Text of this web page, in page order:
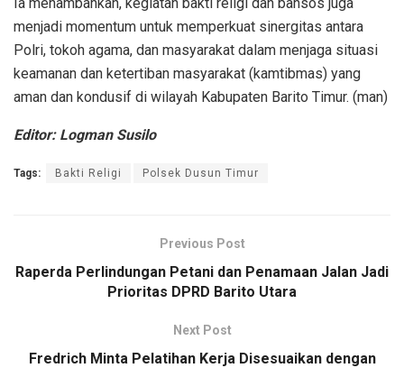
menjadi momentum untuk memperkuat sinergitas antara
Polri, tokoh agama, dan masyarakat dalam menjaga situasi
keamanan dan ketertiban masyarakat (kamtibmas) yang
aman dan kondusif di wilayah Kabupaten Barito Timur. (man)
Editor: Logman Susilo
Tags: Bakti Religi Polsek Dusun Timur
Previous Post
Raperda Perlindungan Petani dan Penamaan Jalan Jadi
Prioritas DPRD Barito Utara
Next Post
Fredrich Minta Pelatihan Kerja Disesuaikan dengan